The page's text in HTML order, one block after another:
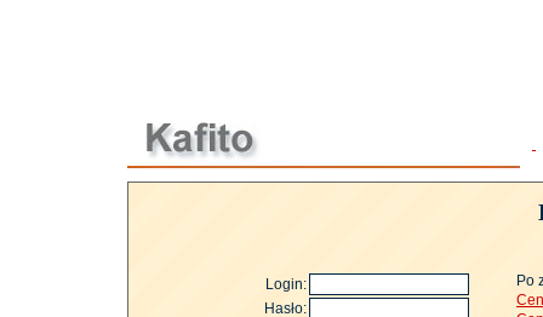
Login:
Hasło:
Po